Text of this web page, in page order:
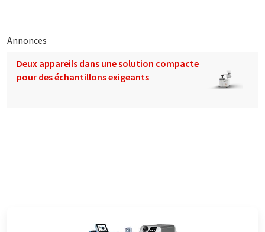
Annonces
Deux appareils dans une solution compacte
pour des échantillons exigeants